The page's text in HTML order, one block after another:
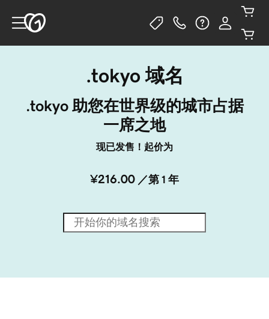
.tokyo 域名
.tokyo 助您在世界级的城市占据
一席之地
现已发售！起价为
¥216.00 ／第 1 年